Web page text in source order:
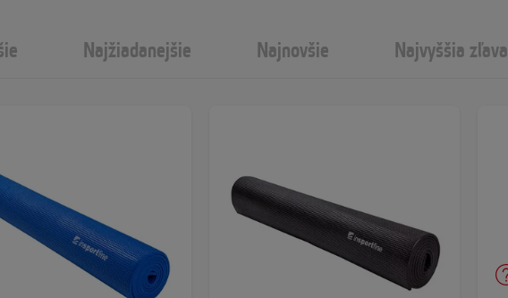
Najžiadanejšie Najnovšie Najvyššia zľava